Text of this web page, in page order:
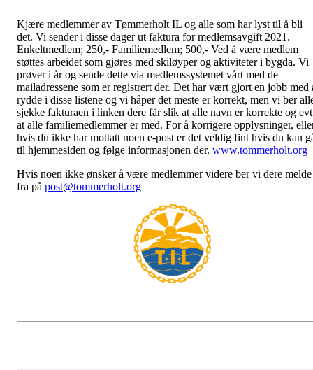
Kjære medlemmer av Tømmerholt IL og alle som har lyst til å bli
det. Vi sender i disse dager ut faktura for medlemsavgift 2021.
Enkeltmedlem; 250,- Familiemedlem; 500,- Ved å være medlem
støttes arbeidet som gjøres med skiløyper og aktiviteter i bygda. Vi
prøver i år og sende dette via medlemssystemet vårt med de
mailadressene som er registrert der. Det har vært gjort en jobb med
rydde i disse listene og vi håper det meste er korrekt, men vi ber
sjekke fakturaen i linken dere får slik at alle navn er korrekte og evt
at alle familiemedlemmer er med. For å korrigere opplysninger,
hvis du ikke har mottatt noen e-post er det veldig fint hvis du kan
til hjemmesiden og følge informasjonen der. www.tommerholt.org
Hvis noen ikke ønsker å være medlemmer videre ber vi dere melde
fra på post@tommerholt.org